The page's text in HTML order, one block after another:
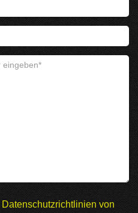
Datenschutzrichtlinien von